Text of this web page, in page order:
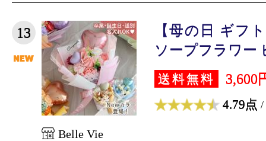
13
【母の日 ギフ
ソープフラワー
送料無料 3,600
4.79点 /
Belle Vie